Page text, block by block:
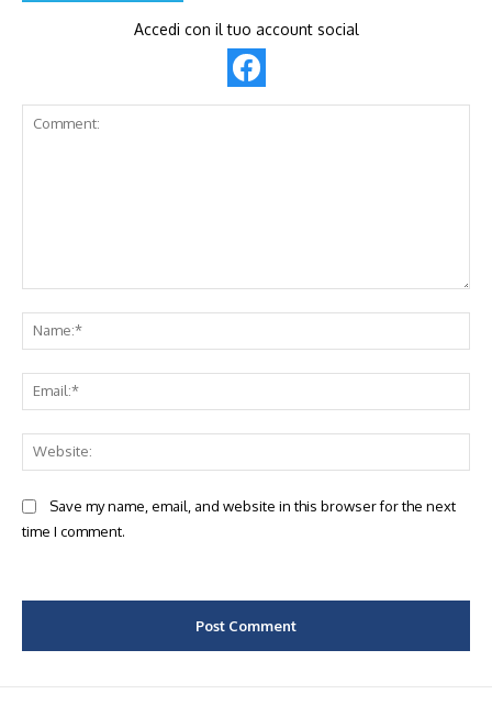
Accedi con il tuo account social
Save my name, email, and website in this browser for the next
time I comment.